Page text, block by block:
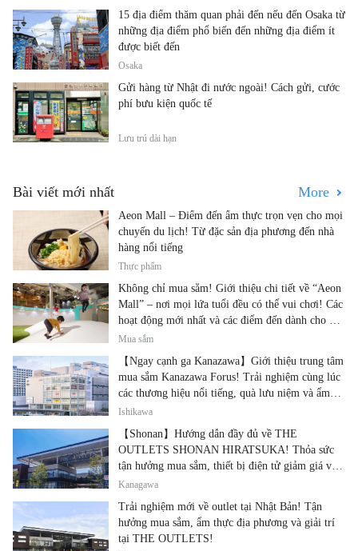
15 địa điểm thăm quan phải đến nếu đến Osaka từ
những địa điểm phổ biến đến những địa điểm ít
được biết đến
Osaka
Gửi hàng từ Nhật đi nước ngoài! Cách gửi, cước
phí bưu kiện quốc tế
Lưu trú dài hạn
Bài viết mới nhất More
Aeon Mall – Điểm đến ẩm thực trọn vẹn cho mọi
chuyến du lịch! Từ đặc sản địa phương đến nhà
hàng nổi tiếng
Thực phẩm
Không chỉ mua sắm! Giới thiệu chi tiết về “Aeon
Mall” – nơi mọi lứa tuổi đều có thể vui chơi! Các
hoạt động mới nhất và các điểm đến dành cho gia
đình.
Mua sắm
【Ngay cạnh ga Kanazawa】Giới thiệu trung tâm
mua sắm Kanazawa Forus! Trải nghiệm cùng lúc
các thương hiệu nổi tiếng, quà lưu niệm và ẩm
thực địa phương
Ishikawa
【Shonan】Hướng dẫn đầy đủ về THE
OUTLETS SHONAN HIRATSUKA! Thỏa sức
tận hưởng mua sắm, thiết bị điện tử giảm giá và
ẩm thực địa phương tại cùng một địa điểm!
Kanagawa
Trải nghiệm mới về outlet tại Nhật Bản! Tận
hưởng mua sắm, ẩm thực địa phương và giải trí
tại THE OUTLETS!